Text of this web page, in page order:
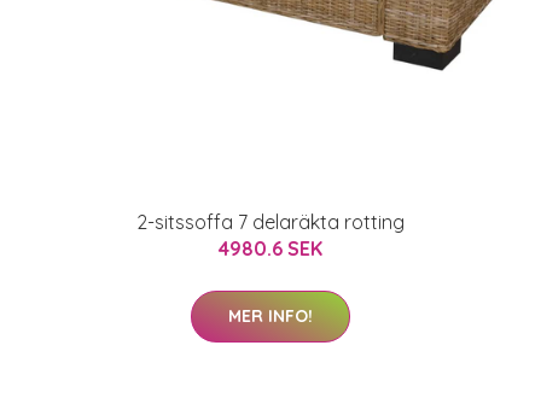
2-sitssoffa 7 delaräkta rotting
4980.6 SEK
MER INFO!